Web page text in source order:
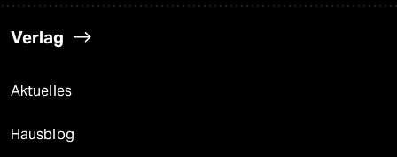
Verlag
Aktuelles
Hausblog